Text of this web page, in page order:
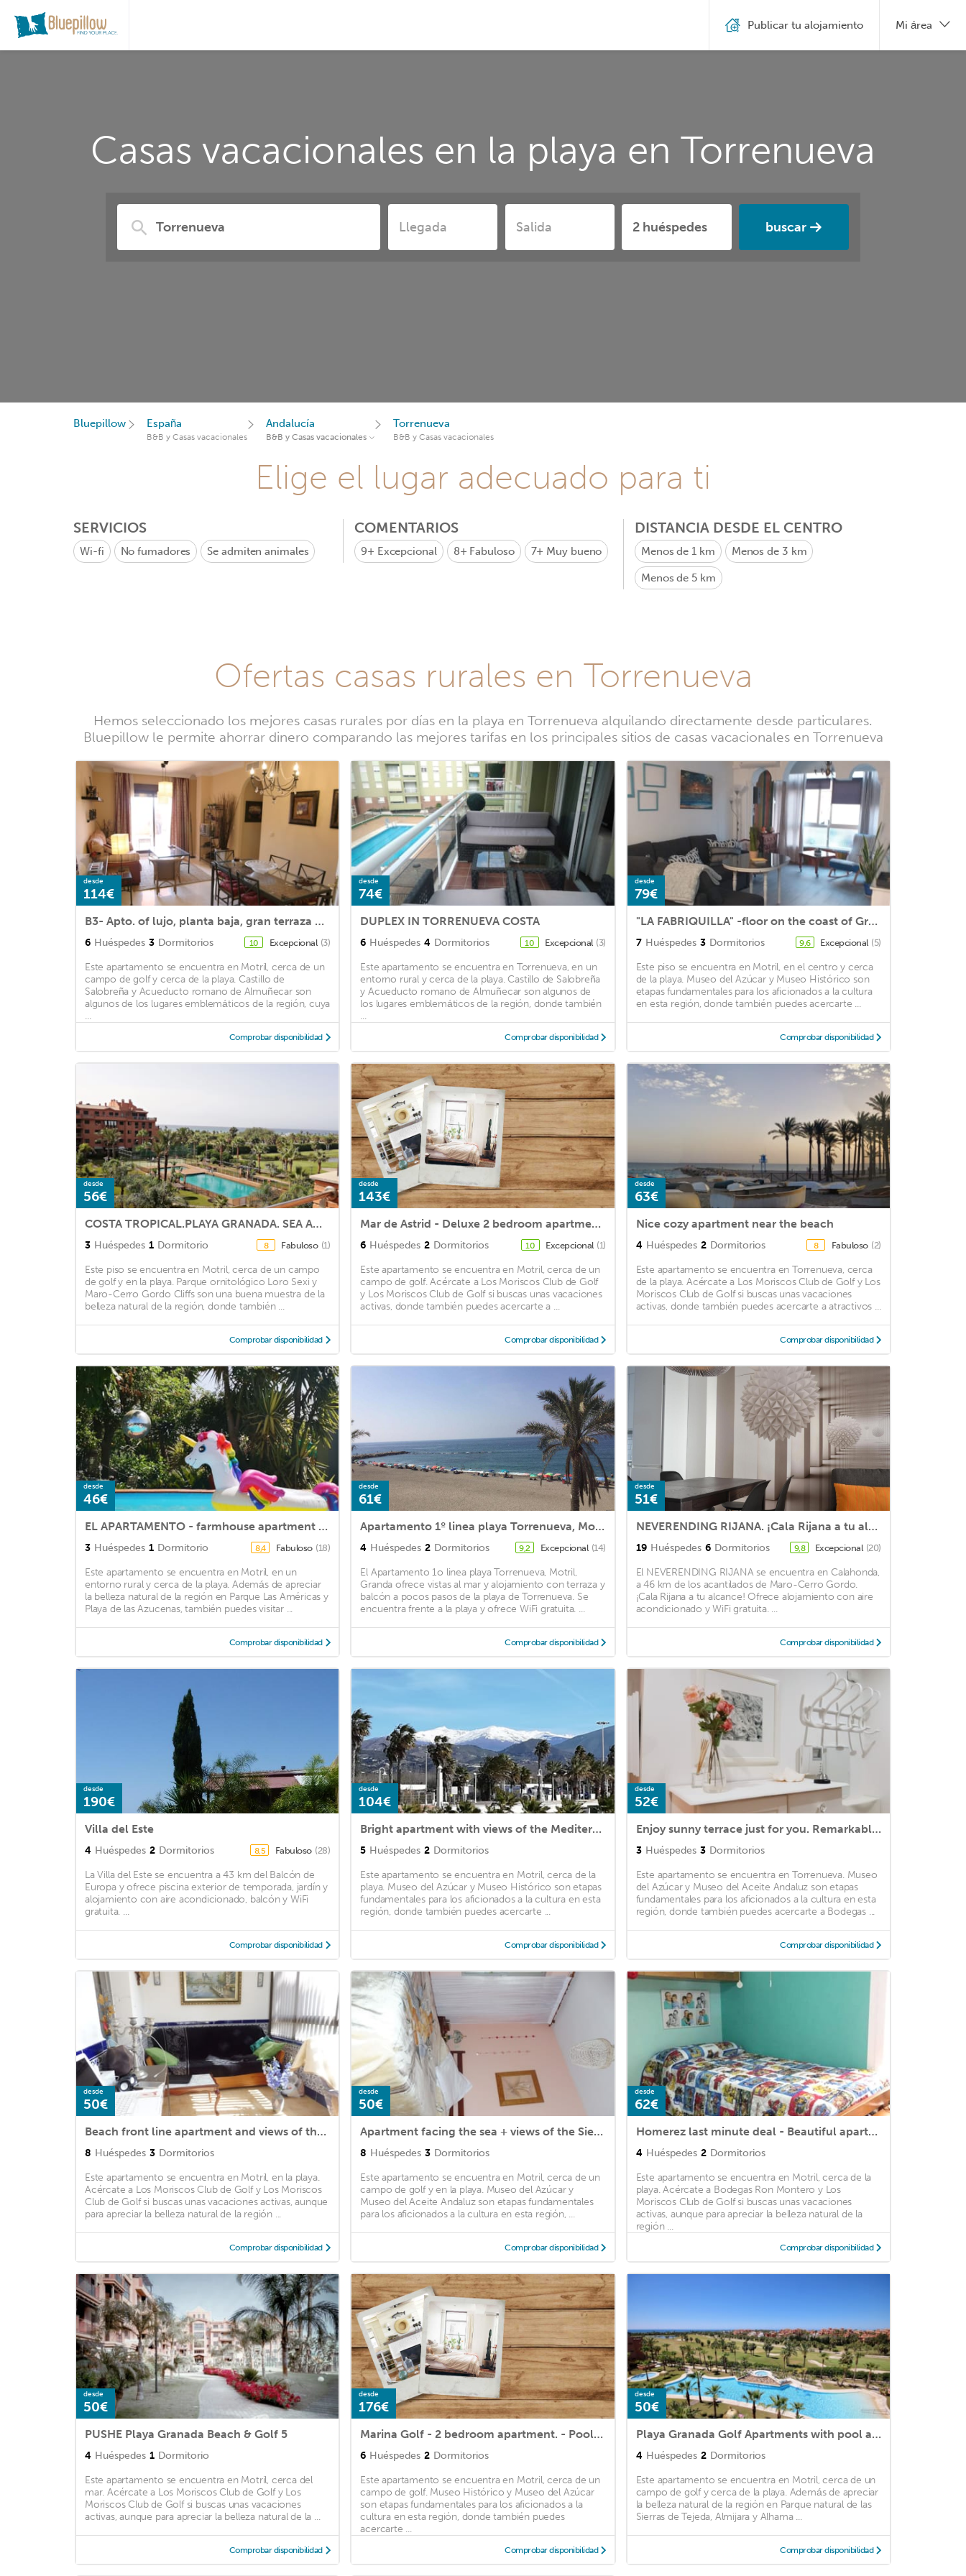
Casas vacacionales en la playa en Torrenueva
buscar
Publicar tu alojamiento Mi área
Bluepillow España
B&B y Casas vacacionales
Andalucía
B&B y Casas vacacionales
Torrenueva
B&B y Casas vacacionales
Elige el lugar adecuado para ti
SERVICIOS
Wi-fi No fumadores Se admiten animales
COMENTARIOS
9+ Excepcional 8+ Fabuloso 7+ Muy bueno
DISTANCIA DESDE EL CENTRO
Menos de 1 km Menos de 3 km
Menos de 5 km
Ofertas casas rurales en Torrenueva
Hemos seleccionado los mejores casas rurales por días en la playa en Torrenueva alquilando directamente desde particulares.
Bluepillow le permite ahorrar dinero comparando las mejores tarifas en los principales sitios de casas vacacionales en Torrenueva
desde
114€
B3- Apto. of lujo, planta baja, gran terraza at 2 min from Playa Granada
6 Huéspedes 3 Dormitorios 10 Excepcional (3)
Este apartamento se encuentra en Motril, cerca de un
campo de golf y cerca de la playa. Castillo de
Salobreña y Acueducto romano de Almuñecar son
algunos de los lugares emblemáticos de la región, cuya
...
Comprobar disponibilidad
desde
74€
DUPLEX IN TORRENUEVA COSTA
6 Huéspedes 4 Dormitorios 10 Excepcional (3)
Este apartamento se encuentra en Torrenueva, en un
entorno rural y cerca de la playa. Castillo de Salobreña
y Acueducto romano de Almuñecar son algunos de
los lugares emblemáticos de la región, donde también
...
Comprobar disponibilidad
desde
79€
"LA FABRIQUILLA" -floor on the coast of Granada a few minutes from the beach
7 Huéspedes 3 Dormitorios 9,6 Excepcional (5)
Este piso se encuentra en Motril, en el centro y cerca
de la playa. Museo del Azúcar y Museo Histórico son
etapas fundamentales para los aficionados a la cultura
en esta región, donde también puedes acercarte ...
Comprobar disponibilidad
desde
56€
COSTA TROPICAL.PLAYA GRANADA. SEA AND GOLF
3 Huéspedes 1 Dormitorio 8 Fabuloso (1)
Este piso se encuentra en Motril, cerca de un campo
de golf y en la playa. Parque ornitológico Loro Sexi y
Maro-Cerro Gordo Cliffs son una buena muestra de la
belleza natural de la región, donde también ...
Comprobar disponibilidad
desde
143€
Mar de Astrid - Deluxe 2 bedroom apartment - C2
6 Huéspedes 2 Dormitorios 10 Excepcional (1)
Este apartamento se encuentra en Motril, cerca de un
campo de golf. Acércate a Los Moriscos Club de Golf
y Los Moriscos Club de Golf si buscas unas vacaciones
activas, donde también puedes acercarte a ...
Comprobar disponibilidad
desde
63€
Nice cozy apartment near the beach
4 Huéspedes 2 Dormitorios 8 Fabuloso (2)
Este apartamento se encuentra en Torrenueva, cerca
de la playa. Acércate a Los Moriscos Club de Golf y Los
Moriscos Club de Golf si buscas unas vacaciones
activas, donde también puedes acercarte a atractivos ...
Comprobar disponibilidad
desde
46€
EL APARTAMENTO - farmhouse apartment - pool, patios, plants, privacy + wi-fi
3 Huéspedes 1 Dormitorio 8,4 Fabuloso (18)
Este apartamento se encuentra en Motril, en un
entorno rural y cerca de la playa. Además de apreciar
la belleza natural de la región en Parque Las Américas y
Playa de las Azucenas, también puedes visitar ...
Comprobar disponibilidad
desde
61€
Apartamento 1º linea playa Torrenueva, Motril, Granda
4 Huéspedes 2 Dormitorios 9,2 Excepcional (14)
El Apartamento 1o linea playa Torrenueva, Motril,
Granda ofrece vistas al mar y alojamiento con terraza y
balcón a pocos pasos de la playa de Torrenueva. Se
encuentra frente a la playa y ofrece WiFi gratuita. ...
Comprobar disponibilidad
desde
51€
NEVERENDING RIJANA. ¡Cala Rijana a tu alcance!
19 Huéspedes 6 Dormitorios 9,8 Excepcional (20)
El NEVERENDING RIJANA se encuentra en Calahonda,
a 46 km de los acantilados de Maro-Cerro Gordo.
¡Cala Rijana a tu alcance! Ofrece alojamiento con aire
acondicionado y WiFi gratuita. ...
Comprobar disponibilidad
desde
190€
Villa del Este
4 Huéspedes 2 Dormitorios 8,5 Fabuloso (28)
La Villa del Este se encuentra a 43 km del Balcón de
Europa y ofrece piscina exterior de temporada, jardín y
alojamiento con aire acondicionado, balcón y WiFi
gratuita. ...
Comprobar disponibilidad
desde
104€
Bright apartment with views of the Mediterranean
5 Huéspedes 2 Dormitorios
Este apartamento se encuentra en Motril, cerca de la
playa. Museo del Azúcar y Museo Histórico son etapas
fundamentales para los aficionados a la cultura en esta
región, donde también puedes acercarte ...
Comprobar disponibilidad
desde
52€
Enjoy sunny terrace just for you. Remarkable apartment (WiFi, Smart TV, Parking,
3 Huéspedes 3 Dormitorios
Este apartamento se encuentra en Torrenueva. Museo
del Azúcar y Museo del Aceite Andaluz son etapas
fundamentales para los aficionados a la cultura en esta
región, donde también puedes acercarte a Bodegas ...
Comprobar disponibilidad
desde
50€
Beach front line apartment and views of the snow-capped mountains
8 Huéspedes 3 Dormitorios
Este apartamento se encuentra en Motril, en la playa.
Acércate a Los Moriscos Club de Golf y Los Moriscos
Club de Golf si buscas unas vacaciones activas, aunque
para apreciar la belleza natural de la región ...
Comprobar disponibilidad
desde
50€
Apartment facing the sea + views of the Sierra Nevada Mountains
8 Huéspedes 3 Dormitorios
Este apartamento se encuentra en Motril, cerca de un
campo de golf y en la playa. Museo del Azúcar y
Museo del Aceite Andaluz son etapas fundamentales
para los aficionados a la cultura en esta región, ...
Comprobar disponibilidad
desde
62€
Homerez last minute deal - Beautiful apartment with sea view
4 Huéspedes 2 Dormitorios
Este apartamento se encuentra en Motril, cerca de la
playa. Acércate a Bodegas Ron Montero y Los
Moriscos Club de Golf si buscas unas vacaciones
activas, aunque para apreciar la belleza natural de la
región ...
Comprobar disponibilidad
desde
50€
PUSHE Playa Granada Beach & Golf 5
4 Huéspedes 1 Dormitorio
Este apartamento se encuentra en Motril, cerca del
mar. Acércate a Los Moriscos Club de Golf y Los
Moriscos Club de Golf si buscas unas vacaciones
activas, aunque para apreciar la belleza natural de la ...
Comprobar disponibilidad
desde
176€
Marina Golf - 2 bedroom apartment. - Pool Views - 0F
6 Huéspedes 2 Dormitorios
Este apartamento se encuentra en Motril, cerca de un
campo de golf. Museo Histórico y Museo del Azúcar
son etapas fundamentales para los aficionados a la
cultura en esta región, donde también puedes
acercarte ...
Comprobar disponibilidad
desde
50€
Playa Granada Golf Apartments with pool and jacuzzi
4 Huéspedes 2 Dormitorios
Este apartamento se encuentra en Motril, cerca de un
campo de golf y cerca de la playa. Además de apreciar
la belleza natural de la región en Parque natural de las
Sierras de Tejeda, Almijara y Alhama ...
Comprobar disponibilidad